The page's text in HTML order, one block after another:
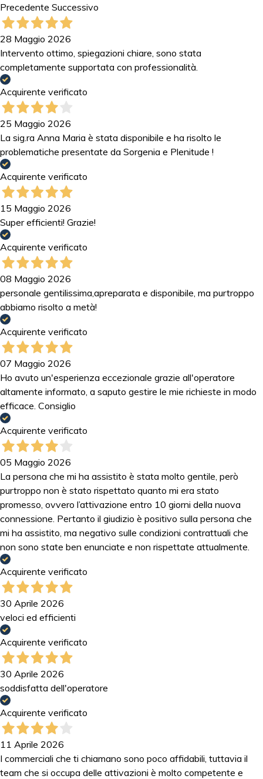
Precedente Successivo
28 Maggio 2026
Intervento ottimo, spiegazioni chiare, sono stata
completamente supportata con professionalità.
Acquirente verificato
25 Maggio 2026
La sig.ra Anna Maria è stata disponibile e ha risolto le
problematiche presentate da Sorgenia e Plenitude !
Acquirente verificato
15 Maggio 2026
Super efficienti! Grazie!
Acquirente verificato
08 Maggio 2026
personale gentilissima,apreparata e disponibile, ma purtroppo
abbiamo risolto a metà!
Acquirente verificato
07 Maggio 2026
Ho avuto un'esperienza eccezionale grazie all'operatore
altamente informato, a saputo gestire le mie richieste in modo
efficace. Consiglio
Acquirente verificato
05 Maggio 2026
La persona che mi ha assistito è stata molto gentile, però
purtroppo non è stato rispettato quanto mi era stato
promesso, ovvero l’attivazione entro 10 giorni della nuova
connessione. Pertanto il giudizio è positivo sulla persona che
mi ha assistito, ma negativo sulle condizioni contrattuali che
non sono state ben enunciate e non rispettate attualmente.
Acquirente verificato
30 Aprile 2026
veloci ed efficienti
Acquirente verificato
30 Aprile 2026
soddisfatta dell'operatore
Acquirente verificato
11 Aprile 2026
I commerciali che ti chiamano sono poco affidabili, tuttavia il
team che si occupa delle attivazioni è molto competente e